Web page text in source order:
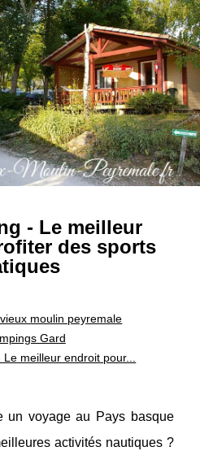
- Le meilleur
des sports
moulin peyremale
Gard
Le meilleur endroit pour...
un voyage au Pays basque
activités nautiques ?